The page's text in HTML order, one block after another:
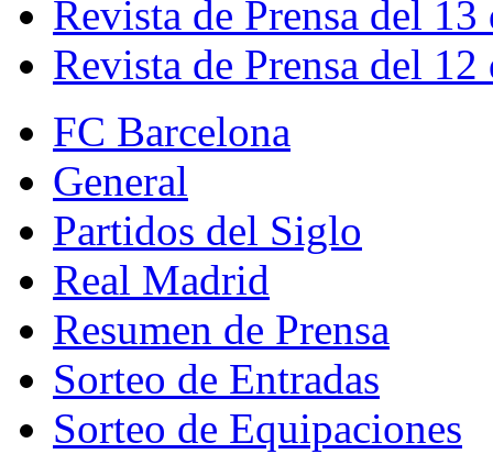
Revista de Prensa del
Revista de Prensa del
FC Barcelona
General
Partidos del Siglo
Real Madrid
Resumen de Prensa
Sorteo de Entradas
Sorteo de Equipaciones